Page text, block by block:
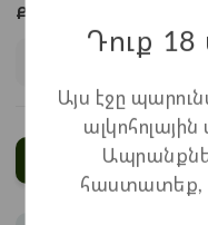
Քանակ:
Դուք
Այս էջը
հաստատեք,